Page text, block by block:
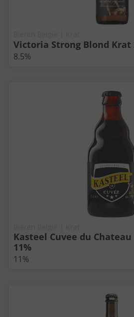
Victoria Strong Blond Krat
8.5%
Kasteel Cuvee du Chateau
11%
11%